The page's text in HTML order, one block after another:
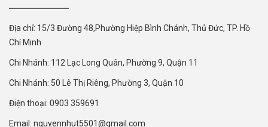
Địa chỉ: 15/3 Đường 48,Phường Hiệp Bình Chánh, Thủ Đức, TP. Hồ
Chí Minh
Chi Nhánh: 112 Lạc Long Quân, Phường 9, Quận 11
Chi Nhánh: 50 Lê Thị Riêng, Phường 3, Quận 10
Điện thoại: 0903 359691
Email: nguyennhut5501@gmail.com